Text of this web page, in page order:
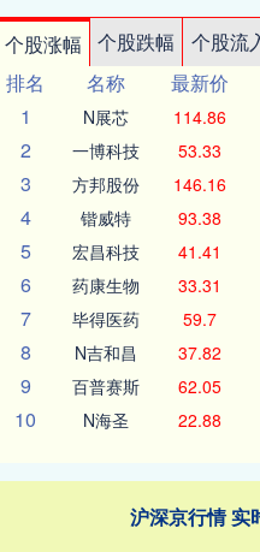
个股涨幅 个股跌幅 个股流
排名
名称 最新价
1
N展芯 114.86
2 一博科技 53.33
3 方邦股份 146.16
4 锴威特 93.38
5 宏昌科技 41.41
6 药康生物 33.31
7 毕得医药 59.7
8 N吉和昌 37.82
9 百普赛斯 62.05
10 N海圣 22.88
沪深京行情 实